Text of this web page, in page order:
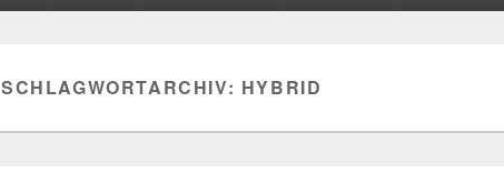
SCHLAGWORTARCHIV: HYBRID